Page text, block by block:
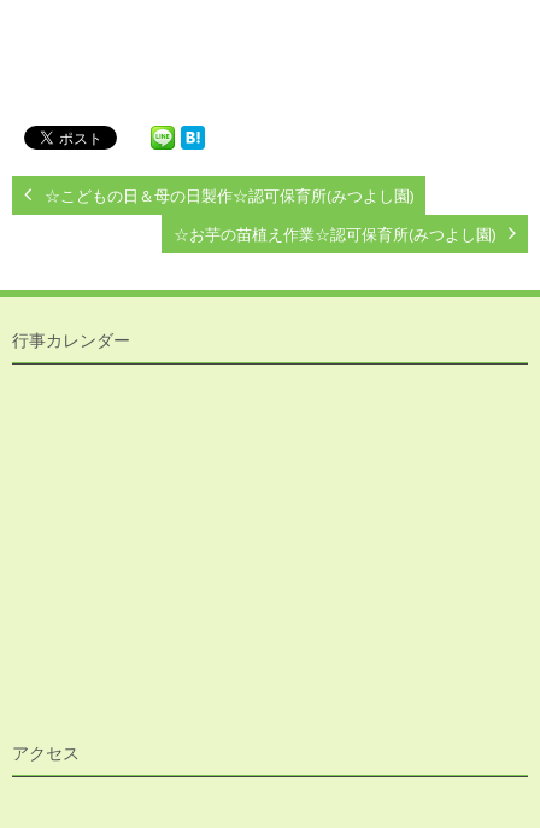
☆こどもの日＆母の日製作☆認可保育所(みつよし園)
☆お芋の苗植え作業☆認可保育所(みつよし園)
行事カレンダー
アクセス